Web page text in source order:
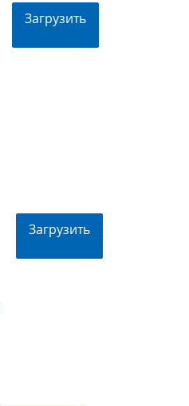
Загрузить
Загрузить